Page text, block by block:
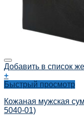
Добавить в список
+
Быстрый просмотр
Кожаная мужская
5040-01)